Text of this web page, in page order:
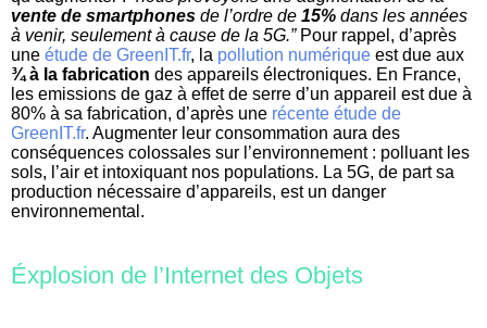
vente de smartphones de l’ordre de 15% dans les années
à venir, seulement à cause de la 5G.” Pour rappel, d’après
une étude de GreenIT.fr, la pollution numérique est due aux
¾ à la fabrication des appareils électroniques. En France,
les emissions de gaz à effet de serre d’un appareil est due à
80% à sa fabrication, d’après une récente étude de
GreenIT.fr. Augmenter leur consommation aura des
conséquences colossales sur l’environnement : polluant les
sols, l’air et intoxiquant nos populations. La 5G, de part sa
production nécessaire d’appareils, est un danger
environnemental.
Éxplosion de l’Internet des Objets